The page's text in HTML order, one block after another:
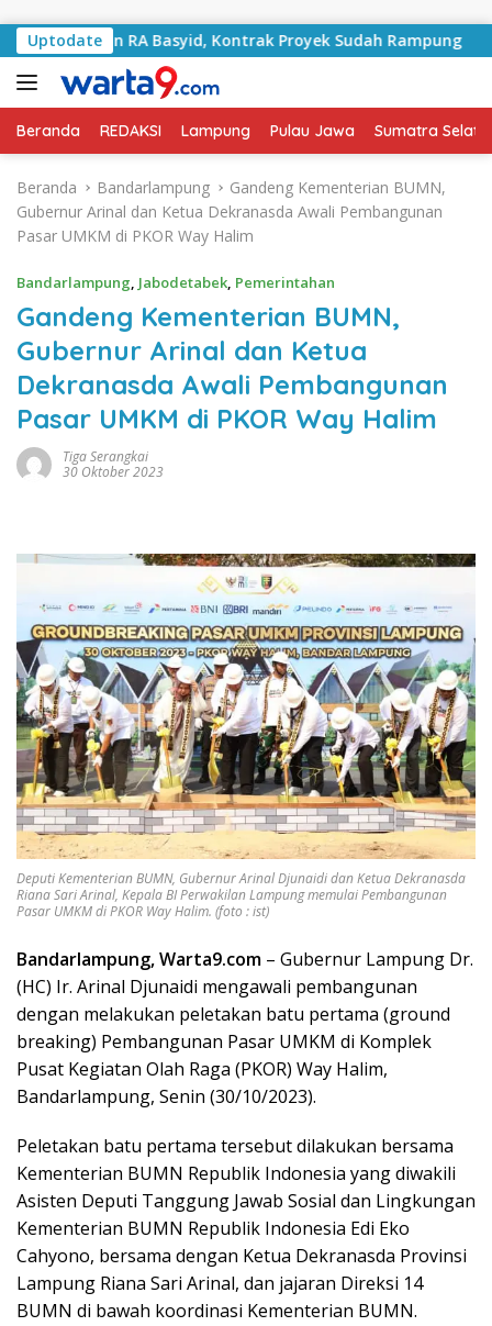
Uptodate
RA Basyid, Kontrak Proyek Sudah Rampung
Beranda REDAKSI Lampung Pulau Jawa Sumatra
Beranda Bandarlampung
Gandeng Kementerian BUMN,
Gubernur Arinal dan Ketua Dekranasda Awali Pembangunan
Pasar UMKM di PKOR Way Halim
Bandarlampung, Jabodetabek, Pemerintahan
Gandeng Kementerian BUMN,
Gubernur Arinal dan Ketua
Dekranasda Awali Pembangunan
Pasar UMKM di PKOR Way Halim
Tiga Serangkai
30 Oktober 2023
Deputi Kementerian BUMN, Gubernur Arinal Djunaidi dan Ketua Dekranasda
Riana Sari Arinal, Kepala BI Perwakilan Lampung memulai Pembangunan
Pasar UMKM di PKOR Way Halim. (foto : ist)
Bandarlampung, Warta9.com – Gubernur Lampung Dr.
(HC) Ir. Arinal Djunaidi mengawali pembangunan
dengan melakukan peletakan batu pertama (ground
breaking) Pembangunan Pasar UMKM di Komplek
Pusat Kegiatan Olah Raga (PKOR) Way Halim,
Bandarlampung, Senin (30/10/2023).
Peletakan batu pertama tersebut dilakukan bersama
Kementerian BUMN Republik Indonesia yang diwakili
Asisten Deputi Tanggung Jawab Sosial dan Lingkungan
Kementerian BUMN Republik Indonesia Edi Eko
Cahyono, bersama dengan Ketua Dekranasda Provinsi
Lampung Riana Sari Arinal, dan jajaran Direksi 14
BUMN di bawah koordinasi Kementerian BUMN.